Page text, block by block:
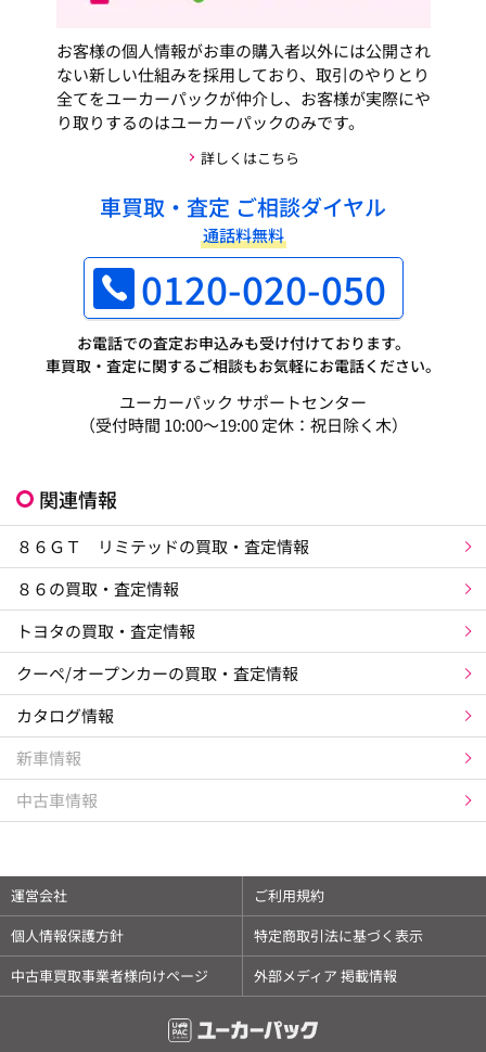
お客様の個人情報がお車の購入者以外には公開され
ない新しい仕組みを採用しており、取引のやりとり
全てをユーカーパックが仲介し、お客様が実際にや
り取りするのはユーカーパックのみです。
詳しくはこちら
車買取・査定 ご相談ダイヤル
通話料無料
0120-020-050
お電話での査定お申込みも受け付けております。
車買取・査定に関するご相談もお気軽にお電話ください。
ユーカーパック サポートセンター
（受付時間 10:00～19:00 定休：祝日除く木）
関連情報
８６ＧＴ リミテッドの買取・査定情報
８６の買取・査定情報
トヨタの買取・査定情報
クーペ/オープンカーの買取・査定情報
カタログ情報
新車情報
中古車情報
運営会社
ご利用規約
個人情報保護方針
特定商取引法に基づく表示
中古車買取事業者様向けページ
外部メディア 掲載情報